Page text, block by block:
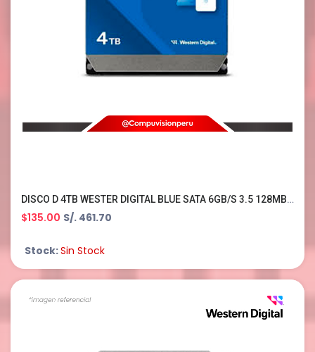
DISCO D 4TB WESTER DIGITAL BLUE SATA 6GB/S 3.5 128MB 5400RPM WD40EZZX
$135.00 S/. 461.70
Stock:Sin Stock